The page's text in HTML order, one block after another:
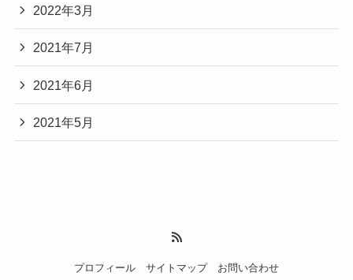
2022年3月
2021年7月
2021年6月
2021年5月
プロフィール サイトマップ お問い合わせ